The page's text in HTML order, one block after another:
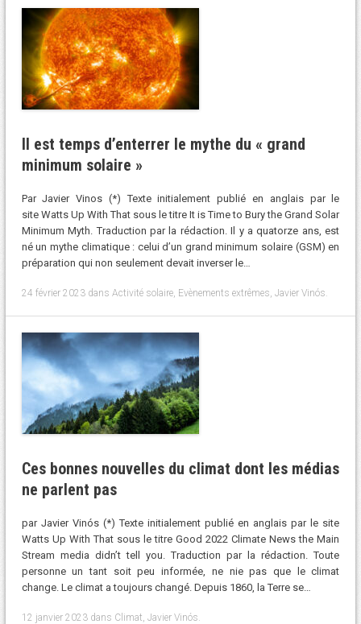
Il est temps d’enterrer le mythe du « grand
minimum solaire »
Par Javier Vinos (*) Texte initialement publié en anglais par le
site Watts Up With That sous le titre It is Time to Bury the Grand Solar
Minimum Myth. Traduction par la rédaction. Il y a quatorze ans, est
né un mythe climatique : celui d’un grand minimum solaire (GSM) en
préparation qui non seulement devait inverser le…
24 février 2023dans Activité solaire, Evènements extrêmes Javier Vinós
Ces bonnes nouvelles du climat dont les médias
ne parlent pas
par Javier Vinós (*) Texte initialement publié en anglais par le site
Watts Up With That sous le titre Good 2022 Climate News the Main
Stream media didn’t tell you. Traduction par la rédaction. Toute
personne un tant soit peu informée, ne nie pas que le climat
change. Le climat a toujours changé. Depuis 1860, la Terre se…
12 janvier 2023dans Climat Javier Vinós